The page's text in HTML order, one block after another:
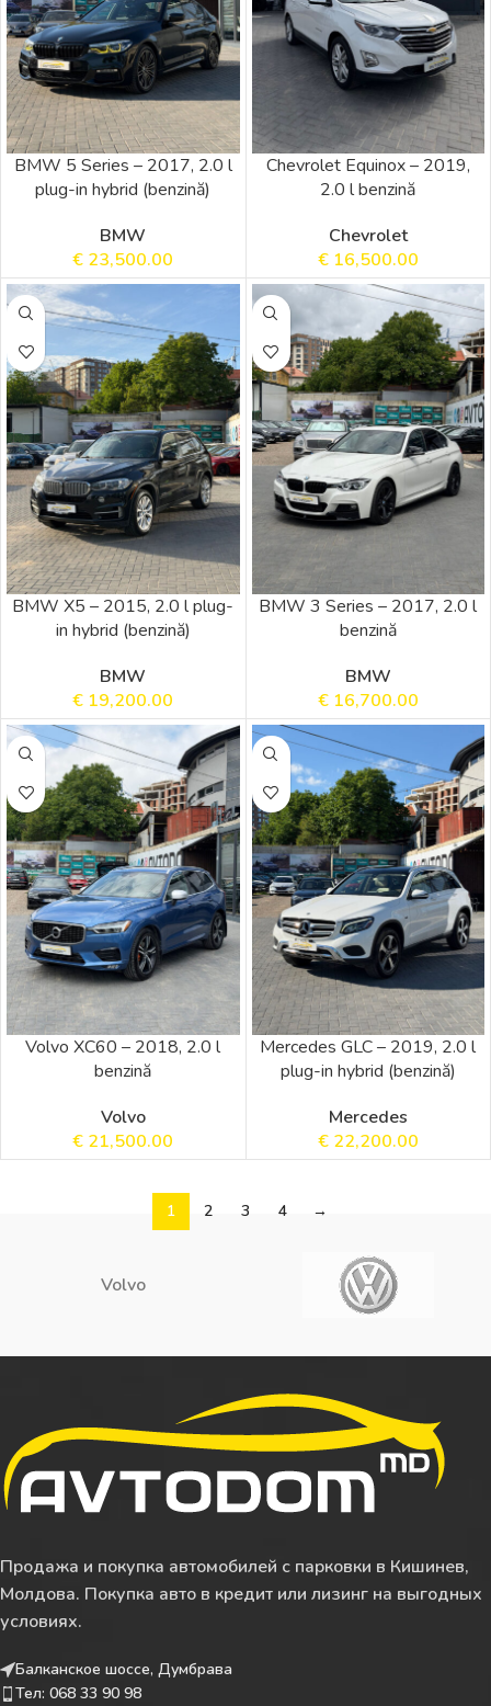
BMW 5 Series – 2017, 2.0 l
plug-in hybrid (benzină)
BMW
€ 23,500.00
Chevrolet Equinox – 2019,
2.0 l benzină
Chevrolet
€16,500.00
BMW X5 – 2015, 2.0 l plug-
in hybrid (benzină)
BMW
€ 19,200.00
BMW 3 Series – 2017, 2.0 l
benzină
BMW
€16,700.00
Volvo XC60 – 2018, 2.0 l
benzină
Volvo
€ 21,500.00
Mercedes GLC – 2019, 2.0 l
plug-in hybrid (benzină)
Mercedes
€22,200.00
1 2 3 4 →
Volvo
Продажа и покупка автомобилей с парковки в Кишинев,
Молдова. Покупка авто в кредит или лизинг на выгодных
условиях.
Балканское шоссе, Думбрава
Тел: 068 33 90 98